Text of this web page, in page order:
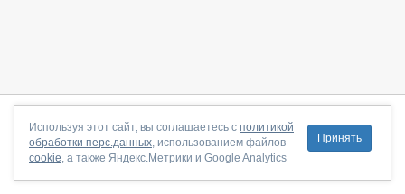
О сайте|С чего начать|Контакты|Партнёрская программа
Договор-оферта|Политика конфиденциальности
Правила пользования
Принять
Используя этот сайт, вы соглашаетесь с политикой
обработки перс.данных, использованием файлов
cookie, а также Яндекс.Метрики и Google Analytics